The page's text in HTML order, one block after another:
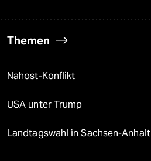
Themen
Nahost-Konflikt
USA unter Trump
Landtagswahl in Sachsen-Anhalt